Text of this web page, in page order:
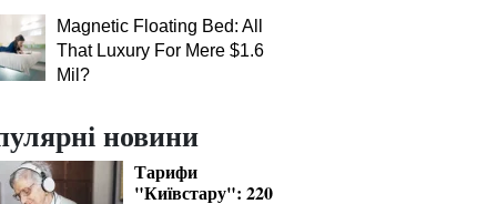
Magnetic Floating Bed: All
That Luxury For Mere $1.6
Mil?
новини
Тарифи
"Київстару": 220